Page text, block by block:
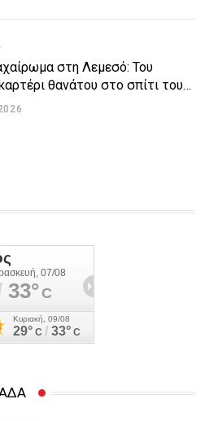
στη Λεμεσό: Του
θανάτου στο σπίτι του
διαφορές – Στο